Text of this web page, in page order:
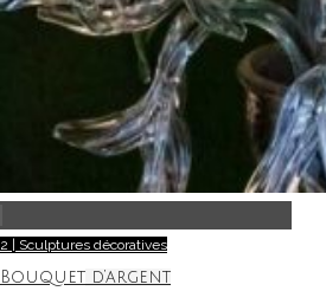
2 | Sculptures décoratives
Bouquet d’argent